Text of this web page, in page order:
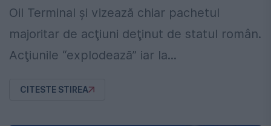
Oil Terminal şi vizează chiar pachetul
majoritar de acţiuni deţinut de statul român.
Acţiunile “explodează” iar la...
CITESTE STIREA